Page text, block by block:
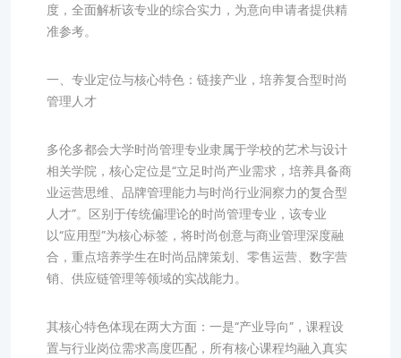
度，全面解析该专业的综合实力，为意向申请者提供精
准参考。
一、专业定位与核心特色：链接产业，培养复合型时尚
管理人才
多伦多都会大学时尚管理专业隶属于学校的艺术与设计
相关学院，核心定位是“立足时尚产业需求，培养具备商
业运营思维、品牌管理能力与时尚行业洞察力的复合型
人才”。区别于传统偏理论的时尚管理专业，该专业
以“应用型”为核心标签，将时尚创意与商业管理深度融
合，重点培养学生在时尚品牌策划、零售运营、数字营
销、供应链管理等领域的实战能力。
其核心特色体现在两大方面：一是“产业导向”，课程设
置与行业岗位需求高度匹配，所有核心课程均融入真实